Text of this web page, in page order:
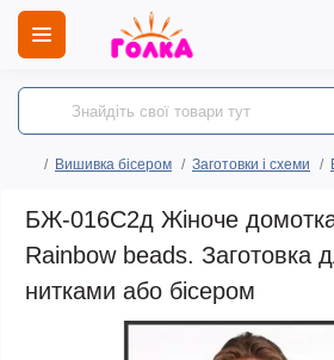
Вишивка бісером Заготовки і схеми
БЖ-016С2д Жіноче
Rainbow beads. Заготовка
нитками або бісером